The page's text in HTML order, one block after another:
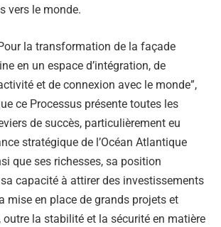
vers le monde.
la transformation de la façade
en un espace d’intégration, de
et de connexion avec le monde”,
ce Processus présente toutes les
de succès, particulièrement eu
stratégique de l’Océan Atlantique
que ses richesses, sa position
capacité à attirer des investissements
mise en place de grands projets et
outre la stabilité et la sécurité en matière